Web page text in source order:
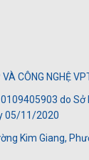
CÔNG NGHỆ
do
05/11/2020
Kim Giang,